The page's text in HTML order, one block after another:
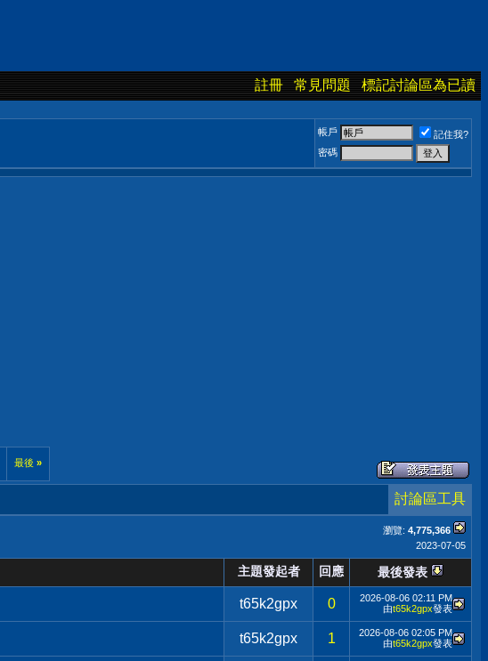
註冊 常見問題 標記討論區為已讀
帳戶
記住我?
密碼
最後 »
討論區工具
瀏覽: 4,775,366
2023-07-05
主題發起者 回應 最後發表
t65k2gpx 0 2026-08-06 02:11 PM
由t65k2gpx發表
t65k2gpx 1 2026-08-06 02:05 PM
由t65k2gpx發表